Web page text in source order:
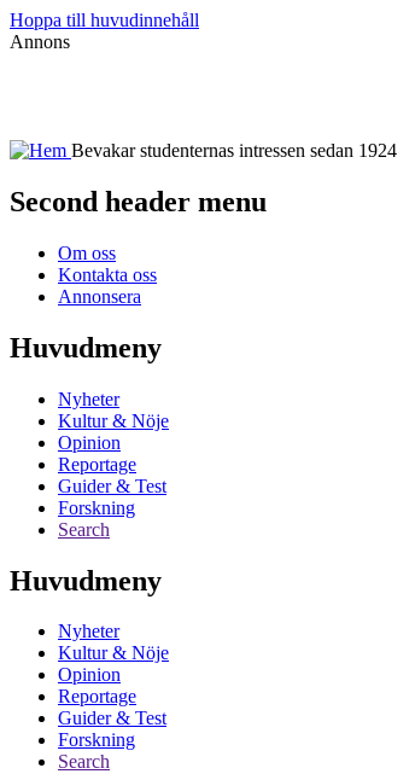
Hoppa till huvudinnehåll
Annons
Bevakar studenternas intressen sedan 1924
Second header menu
Om oss
Kontakta oss
Annonsera
Huvudmeny
Nyheter
Kultur & Nöje
Opinion
Reportage
Guider & Test
Forskning
Search
Huvudmeny
Nyheter
Kultur & Nöje
Opinion
Reportage
Guider & Test
Forskning
Search